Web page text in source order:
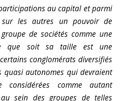
au capital et parmi
sur les autres un pouvoir de
de sociétés comme une
que soit sa taille est une
conglomérats diversifiés
quasi autonomes qui devraient
comme autant
au sein des groupes de telles